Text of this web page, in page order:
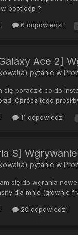
bootloop ?
6 odpowiedzi
Ace 2]
pytanie w
się poradzić co do
Oprócz tego
11 odpowiedzi
S]
pytanie w
się do wgrania
dla mnie (głównie
20 odpowiedzi